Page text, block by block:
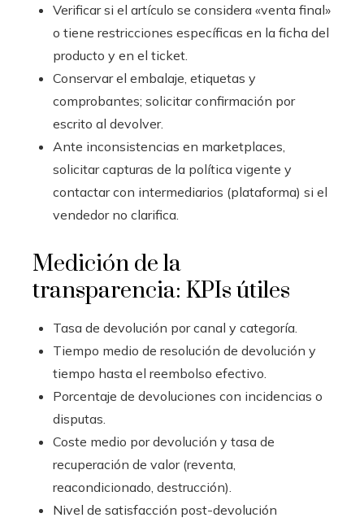
Verificar si el artículo se considera «venta final»
o tiene restricciones específicas en la ficha del
producto y en el ticket.
Conservar el embalaje, etiquetas y
comprobantes; solicitar confirmación por
escrito al devolver.
Ante inconsistencias en marketplaces,
solicitar capturas de la política vigente y
contactar con intermediarios (plataforma) si el
vendedor no clarifica.
Medición de la
transparencia: KPIs útiles
Tasa de devolución por canal y categoría.
Tiempo medio de resolución de devolución y
tiempo hasta el reembolso efectivo.
Porcentaje de devoluciones con incidencias o
disputas.
Coste medio por devolución y tasa de
recuperación de valor (reventa,
reacondicionado, destrucción).
Nivel de satisfacción post-devolución